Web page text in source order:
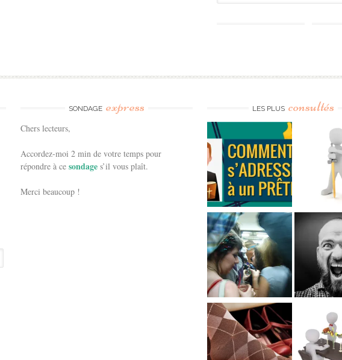
SONDAGE express
Chers lecteurs,
Accordez-moi 2 min de votre temps pour
répondre à cesondages’il vous plaît.
Merci beaucoup !
LES PLUS consultés